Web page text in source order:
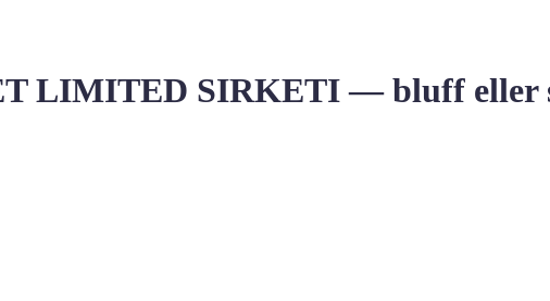
LIMITED SIRKETI — bluff eller